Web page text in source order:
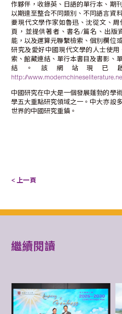
作夥伴，收錄英、日語的單行本、期
以期達至整合不同類別、不同語言資
要現代文學作家如魯迅、沈從文、
頁，並提供著者、書名/篇名、出版
能，以及運算元聯繫檢索、個別欄位
研究及愛好中國現代文學的人士使
索、館藏連結、單行本書目及書影、
結。該網站現已
http://
中國研究在中大是一個發展蓬勃的學
學五大重點研究領域之一。中大亦設
世界的中國研究重鎮。
< 上一頁
繼續閱讀